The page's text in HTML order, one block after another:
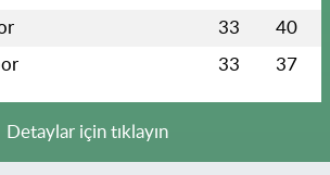
33 40
33 37
Detaylar için tıklayın